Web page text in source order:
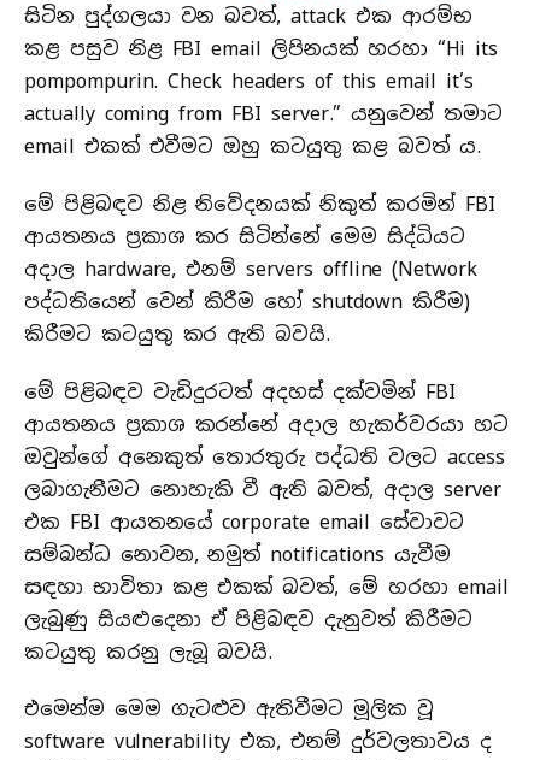
සිටින පුද්ගලයා වන බවත්, attack එක ආරම්භ
කළ පසුව නිළ FBI email ලිපිනයක් හරහා “Hi its
pompompurin. Check headers of this email it’s
actually coming from FBI server.” යනුවෙන් තමාට
email එකක් එවීමට ඔහු කටයුතු කළ බවත් ය.
මේ පිළිබඳව නිළ නිවේදනයක් නිකුත් කරමින් FBI
ආයතනය ප්‍රකාශ කර සිටින්නේ මෙම සිද්ධියට
අදාල hardware, එනම් servers offline (Network
පද්ධතියෙන් වෙන් කිරීම හෝ shutdown කිරීම)
කිරීමට කටයුතු කර ඇති බවයි.
මේ පිළිබඳව වැඩිදුරටත් අදහස් දක්වමින් FBI
ආයතනය ප්‍රකාශ කරන්නේ අදාල හැකර්වරයා හට
ඔවුන්ගේ අනෙකුත් තොරතුරු පද්ධති වලට access
ලබාගැනීමට නොහැකි වී ඇති බවත්, අදාල server
එක FBI ආයතනයේ corporate email සේවාවට
සම්බන්ධ නොවන, නමුත් notifications යැවීම
සඳහා භාවිතා කළ එකක් බවත්, මේ හරහා email
ලැබුණු සියළුදෙනා ඒ පිළිබඳව දැනුවත් කිරීමට
කටයුතු කරනු ලැබූ බවයි.
එමෙන්ම මෙම ගැටළුව ඇතිවීමට මූලික වූ
software vulnerability එක, එනම් දුර්වලතාවය ද